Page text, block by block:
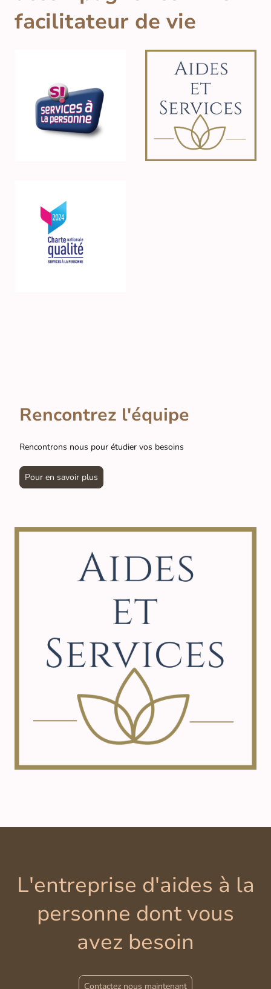
facilitateur de vie
Rencontrez l'équipe
Rencontrons nous pour étudier vos besoins
Pour en savoir plus
L'entreprise d'aides à la
personne dont vous
avez besoin
Contactez nous maintenant